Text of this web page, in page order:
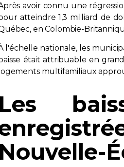
avoir connu une
atteindre 1,3 milliard de
en Colombie-
l'échelle nationale, les
était attribuable en
logements multifamiliaux
Les
Nouvelle-